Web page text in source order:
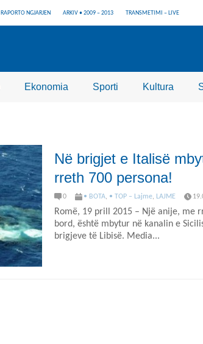
RAPORTO NGJARJEN ARKIV • 2009 – 2013 TRANSMETIMI – LIVE
Ekonomia Sporti Kultura
Në brigjet e Italisë
rreth 700 persona!
0 • BOTA, • TOP – Lajme, LAJME
Romë, 19 prill 2015 – Një anije, me
bord, është mbytur në kanalin e
brigjeve të Libisë. Media...